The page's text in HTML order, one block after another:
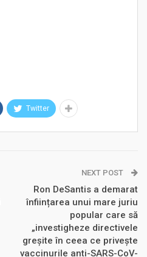
Twitter
NEXT POST
Ron DeSantis a demarat
înființarea unui mare juriu
popular care să
„investigheze directivele
greșite în ceea ce privește
vaccinurile anti-SARS-CoV-